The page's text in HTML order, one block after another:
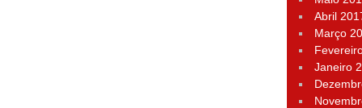
Abril
Março
Janeiro